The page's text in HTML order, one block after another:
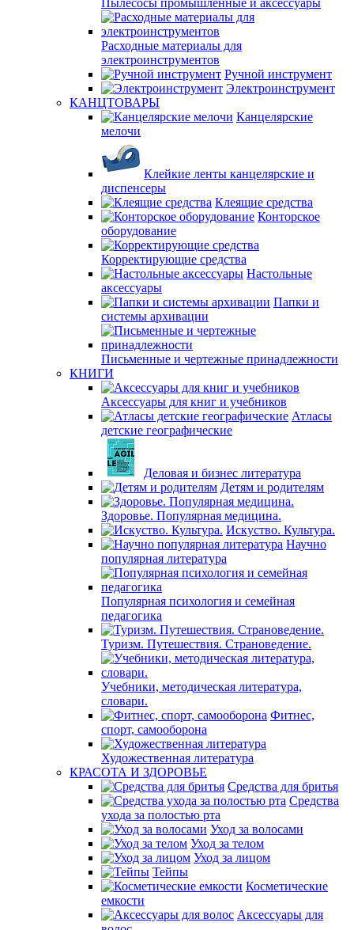
Пылесосы промышленные и аксессуары
Расходные материалы для
электроинструментов
Ручной инструмент
Электроинструмент
КАНЦТОВАРЫ
Канцелярские
мелочи
Клейкие ленты канцелярские и
диспенсеры
Клеящие средства
Конторское
оборудование
Корректирующие средства
Настольные
аксессуары
Папки и
системы архивации
Письменные и чертежные принадлежности
КНИГИ
Аксессуары для книг и учебников
Атласы
детские географические
Деловая и бизнес литература
Детям и родителям
Здоровье. Популярная медицина.
Искуство. Культура.
Научно
популярная литература
Популярная психология и семейная
педагогика
Туризм. Путешествия. Страноведение.
Учебники, методическая литература,
словари.
Фитнес,
спорт, самооборона
Художественная литература
КРАСОТА И ЗДОРОВЬЕ
Средства для бритья
Средства
ухода за полостью рта
Уход за волосами
Уход за телом
Уход за лицом
Тейпы
Косметические
емкости
Аксессуары для